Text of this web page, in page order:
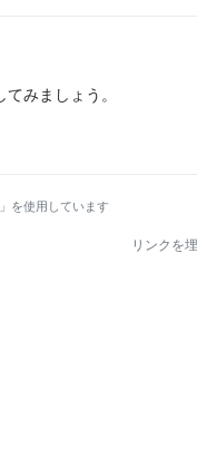
みましょう。
を使用しています
リンクを